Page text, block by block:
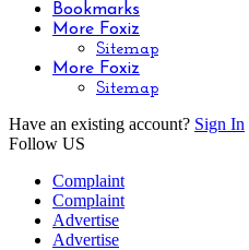
Bookmarks
More Foxiz
Sitemap
More Foxiz
Sitemap
Have an existing account? Sign In
Follow US
Complaint
Complaint
Advertise
Advertise